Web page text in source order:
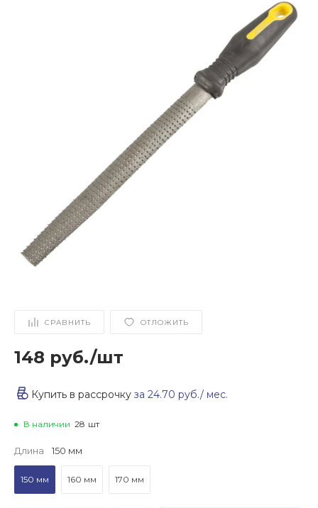
СРАВНИТЬ ОТЛОЖИТЬ
148 руб./шт
Купить в рассрочку за 24.70 руб./ мес.
В наличии 28 шт
Длина 150 мм
150 мм 160 мм 170 мм